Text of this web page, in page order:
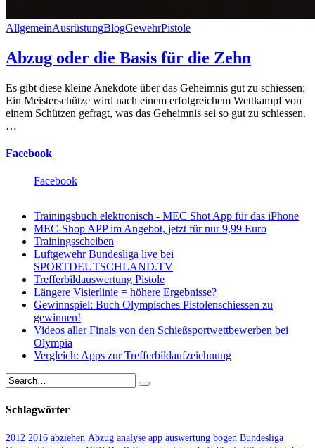
AllgemeinAusrüstungBlogGewehrPistole
Abzug oder die Basis für die Zehn
Es gibt diese kleine Anekdote über das Geheimnis gut zu schiessen:
Ein Meisterschütze wird nach einem erfolgreichem Wettkampf von
einem Schützen gefragt, was das Geheimnis sei so gut zu schiessen.
…
Facebook
Facebook
Trainingsbuch elektronisch - MEC Shot App für das iPhone
MEC-Shop APP im Angebot, jetzt für nur 9,99 Euro
Trainingsscheiben
Luftgewehr Bundesliga live bei
SPORTDEUTSCHLAND.TV
Trefferbildauswertung Pistole
Längere Visierlinie = höhere Ergebnisse?
Gewinnspiel: Buch Olympisches Pistolenschiessen zu
gewinnen!
Videos aller Finals von den Schießsportwettbewerben bei
Olympia
Vergleich: Apps zur Trefferbildaufzeichnung
Schlagwörter
2012 2016 abziehen Abzug analyse app auswertung bogen Bundesliga